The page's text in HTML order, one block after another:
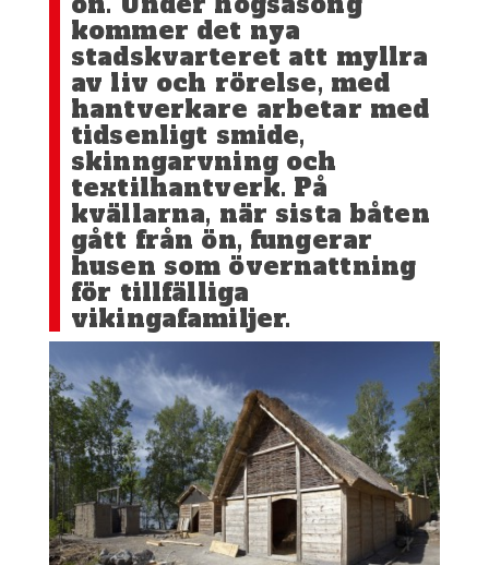
kommer det nya
stadskvarteret att myllra
av liv och rörelse, med
hantverkare arbetar med
tidsenligt smide,
skinngarvning och
textilhantverk. På
kvällarna, när sista båten
gått från ön, fungerar
husen som övernattning
för tillfälliga
vikingafamiljer.